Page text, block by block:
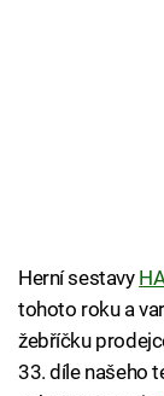
Herní sestavy
tohoto roku a
žebříčku
33. díle našeho